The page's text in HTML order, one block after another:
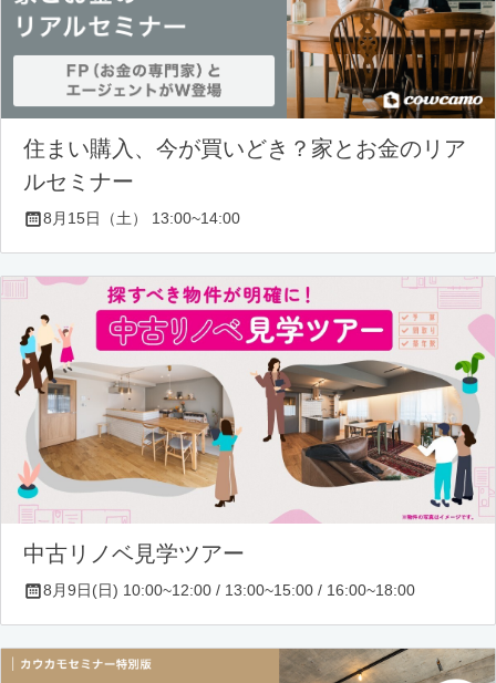
住まい購入、今が買いどき？家とお金のリア
ルセミナー
8月15日（土） 13:00~14:00
中古リノベ見学ツアー
8月9日(日) 10:00~12:00 / 13:00~15:00 / 16:00~18:00